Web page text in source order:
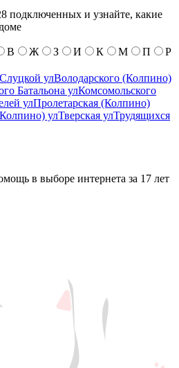
подключенных и узнайте, какие
В Ж З И К М П
Р
улВолодарского (Колпино)
Батальона улКомсомольского
улПролетарская (Колпино)
улТверская улТрудящихся
в выборе интернета за 17 лет